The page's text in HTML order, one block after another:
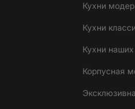
Кухни
Кухни
Кухни наших
Корпусная